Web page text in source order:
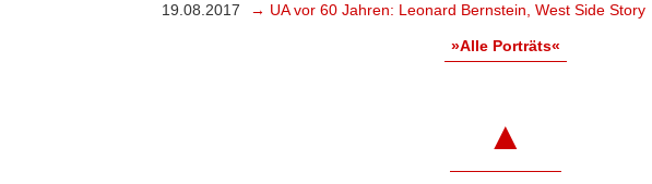
19.08.2017
→ UA vor 60 Jahren: Leonard Bernstein, West Side Story
»Alle Porträts«
▲